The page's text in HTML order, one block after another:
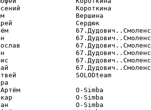
Арсений              Короткина
Вершина
Андрей                Сердюк
Матвей               SOLODteam
Варвара
Артём              O-
Макар                O-
Иван                 O-